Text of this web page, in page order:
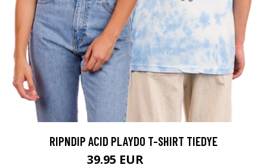
RIPNDIP ACID PLAYDO T-SHIRT TIEDYE
39.95 EUR